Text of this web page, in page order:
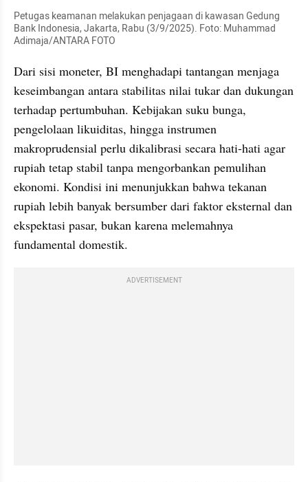
Petugas keamanan melakukan penjagaan di kawasan Gedung
Bank Indonesia, Jakarta, Rabu (3/9/2025). Foto: Muhammad
Adimaja/ANTARA FOTO
Dari sisi moneter, BI menghadapi tantangan menjaga
keseimbangan antara stabilitas nilai tukar dan dukungan
terhadap pertumbuhan. Kebijakan suku bunga,
pengelolaan likuiditas, hingga instrumen
makroprudensial perlu dikalibrasi secara hati-hati agar
rupiah tetap stabil tanpa mengorbankan pemulihan
ekonomi. Kondisi ini menunjukkan bahwa tekanan
rupiah lebih banyak bersumber dari faktor eksternal dan
ekspektasi pasar, bukan karena melemahnya
fundamental domestik.
ADVERTISEMENT